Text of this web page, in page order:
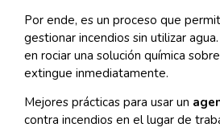
Por ende, es un proceso que
gestionar incendios sin utilizar
en rociar una solución química
extingue inmediatamente.
Mejores prácticas para usar un
contra incendios en el lugar de